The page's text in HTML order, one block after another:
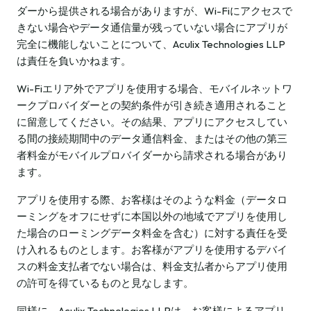
ダーから提供される場合がありますが、Wi-Fiにアクセスで
きない場合やデータ通信量が残っていない場合にアプリが
完全に機能しないことについて、Aculix Technologies LLP
は責任を負いかねます。
Wi-Fiエリア外でアプリを使用する場合、モバイルネットワ
ークプロバイダーとの契約条件が引き続き適用されること
に留意してください。その結果、アプリにアクセスしてい
る間の接続期間中のデータ通信料金、またはその他の第三
者料金がモバイルプロバイダーから請求される場合があり
ます。
アプリを使用する際、お客様はそのような料金（データロ
ーミングをオフにせずに本国以外の地域でアプリを使用し
た場合のローミングデータ料金を含む）に対する責任を受
け入れるものとします。お客様がアプリを使用するデバイ
スの料金支払者でない場合は、料金支払者からアプリ使用
の許可を得ているものと見なします。